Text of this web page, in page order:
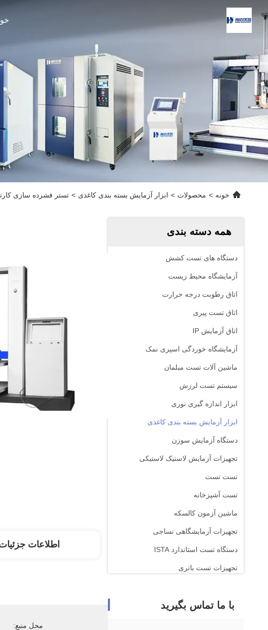
خونه > محصولات > ابزار آزمایش بسته بندی کاغذی > تستر فشرده سازی
همه دسته بندی
دستگاه های تست کشش
آزمایشگاه محیط زیست
اتاق رطوبت درجه حرارت
اتاق تست پیری
اتاق آزمایش IP
آزمایشگاه خوردگی اسپری نمک
ماشین آلات تست مبلمان
سیستم تست لرزش
ابزار اندازه گیری نوری
ابزار آزمایش بسته بندی کاغذی
دستگاه آزمایش سوزن
تجهیزات آزمایش لاستیک لاستیکی
تست تست
تست آشپزخانه
ماشین آزمون کالسکه
تجهیزات آزمایشگاهی نساجی
دستگاه تست استاندارد ISTA
تجهیزات تست باتری
تجهیزات آزمایش قابل احتراق
با ما تماس بگیرید
اطلاعات
محل منبع: